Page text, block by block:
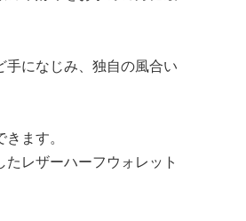
になじみ、独自の風合い
ます。
レザーハーフウォレット